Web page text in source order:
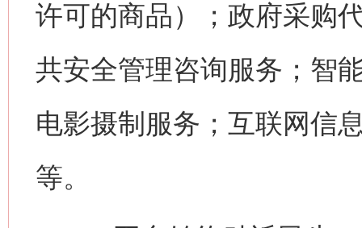
许可的商品）；政府采购
共安全管理咨询服务；智
电影摄制服务；互联网信
等。